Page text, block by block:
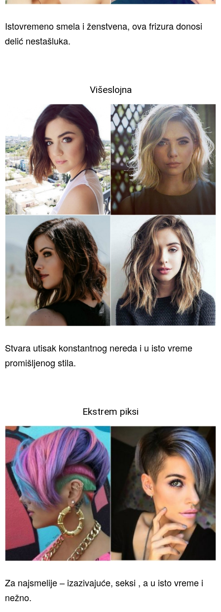
Istovremeno smela i ženstvena, ova frizura donosi
delić nestašluka.
Višeslojna
Stvara utisak konstantnog nereda i u isto vreme
promišljenog stila.
Ekstrem piksi
Za najsmelije – izazivajuće, seksi , a u isto vreme i
nežno.